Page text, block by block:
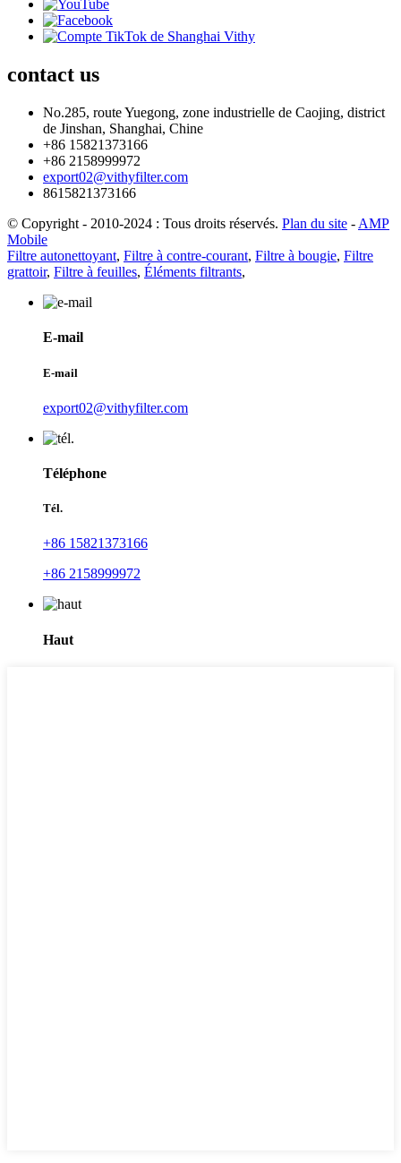
contact us
No.285, route Yuegong, zone industrielle de Caojing, district
de Jinshan, Shanghai, Chine
+86 15821373166
+86 2158999972
export02@vithyfilter.com
8615821373166
© Copyright - 2010-2024 : Tous droits réservés. Plan du site - AMP
Mobile
Filtre autonettoyant, Filtre à contre-courant, Filtre à bougie, Filtre
grattoir, Filtre à feuilles, Éléments filtrants,
E-mail
E-mail
export02@vithyfilter.com
Téléphone
Tél.
+86 15821373166
+86 2158999972
Haut